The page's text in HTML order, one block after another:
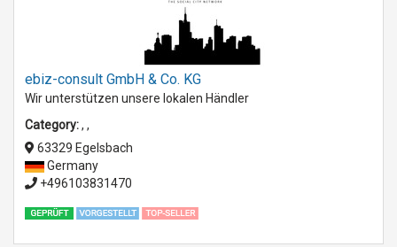
ebiz-consult GmbH & Co. KG
Wir unterstützen unsere lokalen Händler
Category:, ,
63329 Egelsbach
Germany
+496103831470